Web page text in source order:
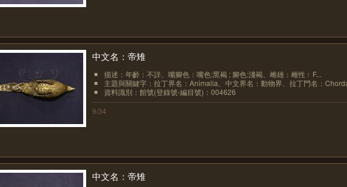
中文名：帝雉
描述：年齡：不詳、嘴腳色：嘴色:黑褐 ; 腳色:淺褐、雌雄：雌性﹝F...
主題與關鍵字：拉丁界名：Animalia、中文界名：動物界、拉丁門名：
資料識別：館號(登錄號-編目號)：004626
9/34
中文名：帝雉